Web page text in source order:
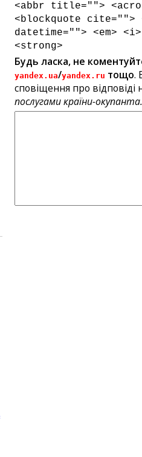
<abbr title="">
<blockquote cite="">
datetime=""> <em>
<strong>
Будь ласка, не
yandex.ua/yandex.ru тощо.
сповіщення про відповіді
послугами країни-